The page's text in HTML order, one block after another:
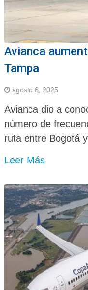
Avianca
Tampa
agosto 6, 2025
Avianca dio a
número de
ruta entre Bogotá
Leer Más